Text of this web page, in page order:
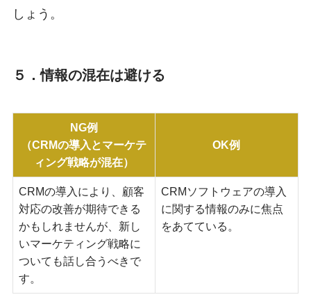
しょう。
５．情報の混在は避ける
NG例
（CRMの導入とマーケテ
ィング戦略が混在）
OK例
CRMの導入により、顧客
対応の改善が期待できる
かもしれませんが、新し
いマーケティング戦略に
ついても話し合うべきで
す。
CRMソフトウェアの導入
に関する情報のみに焦点
をあてている。